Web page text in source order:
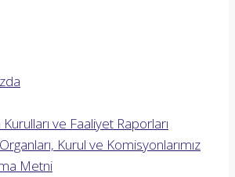
ve Faaliyet Raporları
Kurul ve Komisyonlarımız
Metni